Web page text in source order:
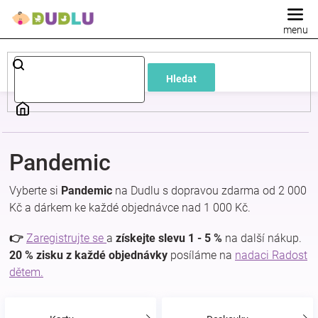
Hledat
Dětské
a
kojenecké
oblečení
Pokojíček
a
kojenecká
Pandemic
Vyberte si Pandemic na Dudlu s dopravou zdarma od 2 000
Kč a dárkem ke každé objednávce nad 1 000 Kč.
👉 Zaregistrujte se a získejte slevu 1 - 5 % na další nákup.
20 % zisku z každé objednávky posíláme na nadaci Radost
dětem.